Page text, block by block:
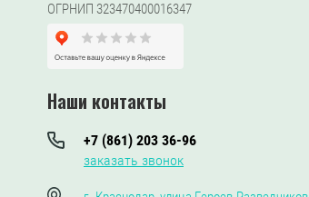
ОГРНИП 323470400016347
Наши контакты
+7 (861) 203 36-96
заказать звонок